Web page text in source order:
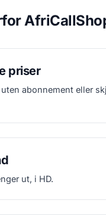
priser
abonnement eller
ut, i HD.